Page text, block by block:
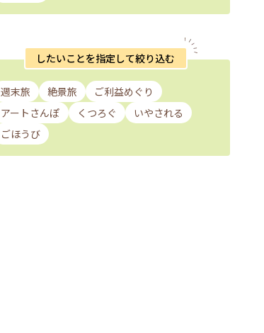
したいことを指定して絞り込む
週末旅 絶景旅
ご利益めぐり
アートさんぽ
くつろぐ
いやされる
ごほうび